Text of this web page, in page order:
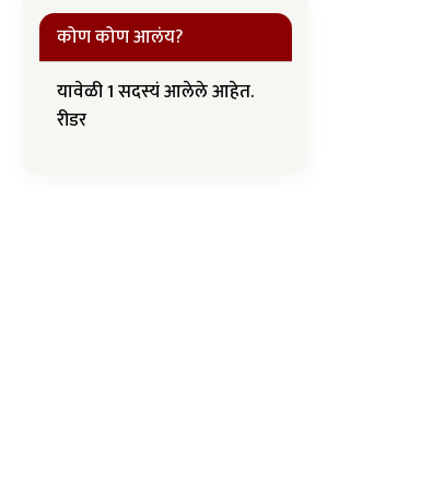
कोण कोण आलंय?
यावेळी 1 सदस्यं आलेले आहेत.
रीडर